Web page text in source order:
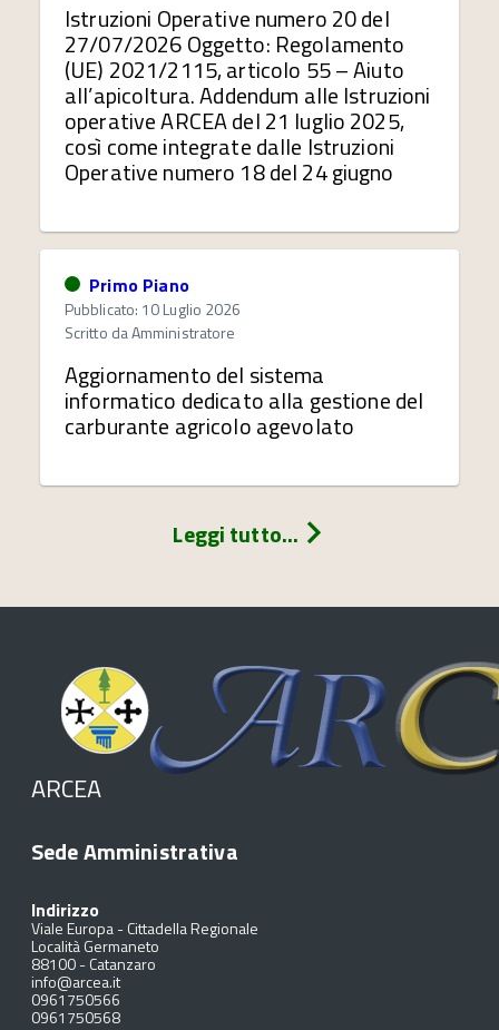
Istruzioni Operative numero 20 del
27/07/2026 Oggetto: Regolamento
(UE) 2021/2115, articolo 55 – Aiuto
all’apicoltura. Addendum alle Istruzioni
operative ARCEA del 21 luglio 2025,
così come integrate dalle Istruzioni
Operative numero 18 del 24 giugno
Primo Piano
Pubblicato: 10 Luglio 2026
Scritto daAmministratore
Aggiornamento del sistema
informatico dedicato alla gestione del
carburante agricolo agevolato
Leggi tutto...
ARCEA
Sede Amministrativa
Indirizzo
Viale Europa - Cittadella Regionale
Località Germaneto
88100-Catanzaro
info@arcea.it
0961750566
0961750568